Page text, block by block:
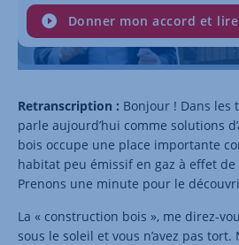
Donner mon accord et
Retranscription : Bonjour ! Dans les
parle aujourd’hui comme solutions
bois occupe une place importante
habitat peu émissif en gaz à effet de
Prenons une minute pour le
La « construction bois », me direz-
sous le soleil et vous n’avez pas